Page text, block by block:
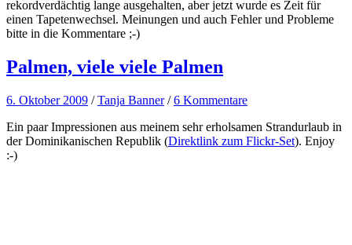
rekordverdächtig lange ausgehalten, aber jetzt wurde es Zeit für
einen Tapetenwechsel. Meinungen und auch Fehler und Probleme
bitte in die Kommentare ;-)
Palmen, viele viele Palmen
6. Oktober 2009 /Tanja Banner /6 Kommentare
Ein paar Impressionen aus meinem sehr erholsamen Strandurlaub in
der Dominikanischen Republik (Direktlink zum Flickr-Set). Enjoy
:-)